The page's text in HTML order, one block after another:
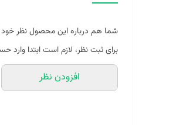
شما هم درباره این محصول نظر خود
برای ثبت نظر، لازم است ابتدا وارد
افزودن نظر